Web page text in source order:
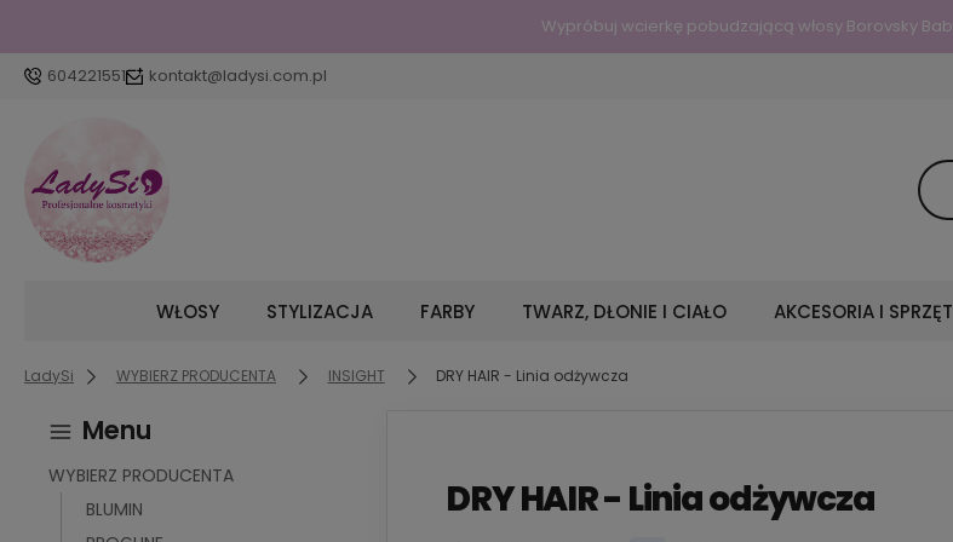
Do darmowej dostawy:249.00zł
604221551 kontakt@ladysi.com.pl
WŁOSY STYLIZACJA FARBY TWARZ, DŁONIE I CIAŁO AKCESORIA I SPRZĘT
LadySi WYBIERZ PRODUCENTA INSIGHT DRY HAIR - Linia odżywcza
Menu
WYBIERZ PRODUCENTA
BLUMIN
DRY HAIR - Linia odżywcza